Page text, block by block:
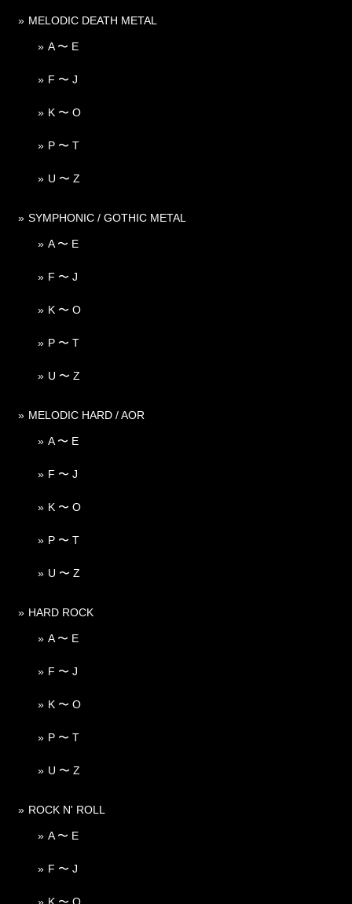
MELODIC DEATH METAL
A 〜 E
F 〜 J
K 〜 O
P 〜 T
U 〜 Z
SYMPHONIC / GOTHIC METAL
A 〜 E
F 〜 J
K 〜 O
P 〜 T
U 〜 Z
MELODIC HARD / AOR
A 〜 E
F 〜 J
K 〜 O
P 〜 T
U 〜 Z
HARD ROCK
A 〜 E
F 〜 J
K 〜 O
P 〜 T
U 〜 Z
ROCK N' ROLL
A 〜 E
F 〜 J
K 〜 O